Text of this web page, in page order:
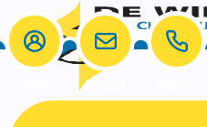
E-mail